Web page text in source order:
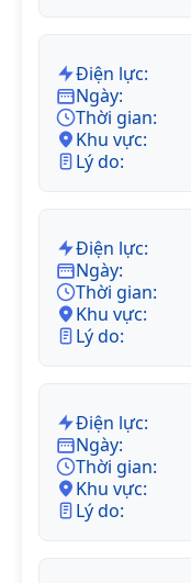
Điện lực:
Ngày:
Thời gian:
Khu vực:
Lý do:
Điện lực:
Ngày:
Thời gian:
Khu vực:
Lý do:
Điện lực:
Ngày:
Thời gian:
Khu vực:
Lý do: